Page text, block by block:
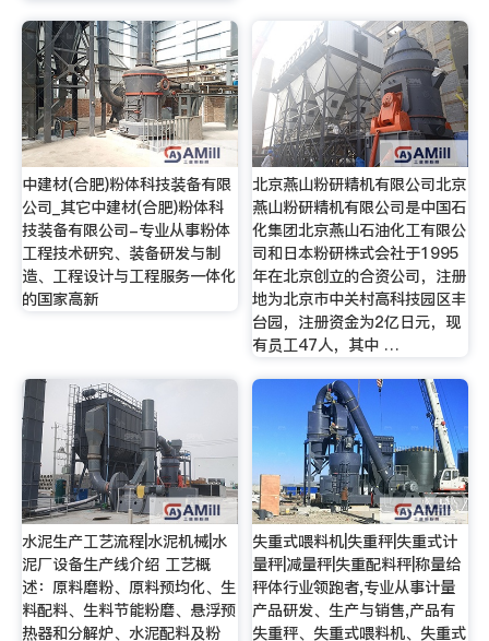
中建材(合肥)粉体科技装备有限
公司_其它中建材(合肥)粉体科
技装备有限公司-专业从事粉体
工程技术研究、装备研发与制
造、工程设计与工程服务一体化
的国家高新
北京燕山粉研精机有限公司北京
燕山粉研精机有限公司是中国石
化集团北京燕山石油化工有限公
司和日本粉研株式会社于1995
年在北京创立的合资公司，注册
地为北京市中关村高科技园区丰
台园，注册资金为2亿日元，现
有员工47人，其中 …
水泥生产工艺流程|水泥机械|水
泥厂设备生产线介绍 工艺概
述：原料磨粉、原料预均化、生
料配料、生料节能粉磨、悬浮预
热器和分解炉、水泥配料及粉
失重式喂料机|失重秤|失重式计
量秤|减量秤|失重配料秤|称量给
秤体行业领跑者,专业从事计量
产品研发、生产与销售,产品有
失重秤、失重式喂料机、失重式